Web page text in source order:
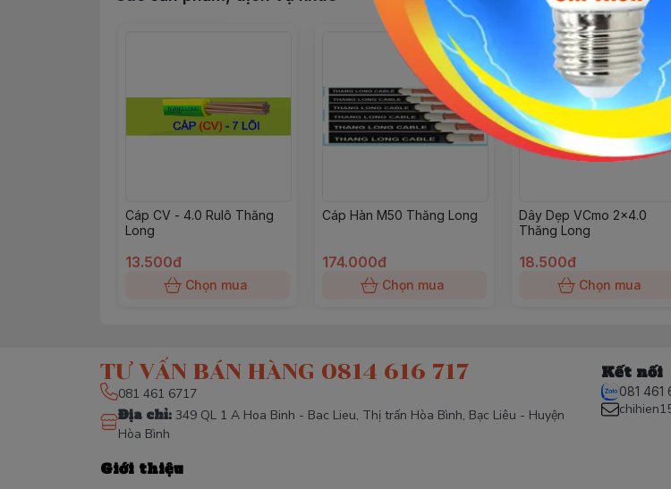
Cáp CV - 4.0 Rulô Thăng
Long
13.500đ
Chọn mua
Cáp Hàn M50 Thăng Long
174.000đ
Chọn mua
Dây Dẹp VCmo 2x4.0
Thăng Long
18.500đ
Chọn mua
TƯ VẤN BÁN HÀNG 0814 616 717
081 461 6717
Địa chỉ: 349 QL 1 A Hoa Binh - Bac Lieu, Thị trấn Hòa Bình, Bạc Liêu - Huyện
Hòa Bình
Kết nối
081 461
Giới thiệu